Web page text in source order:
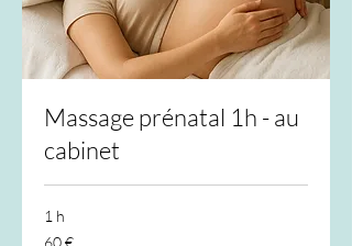
Massage prénatal 1h - au
cabinet
1 h
60
60 €